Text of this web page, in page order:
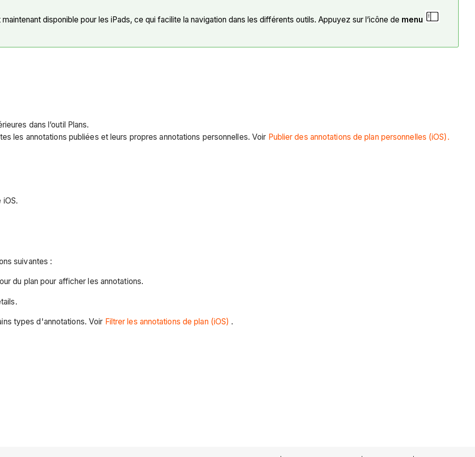
maintenant disponible pour les iPads, ce qui facilite la navigation dans les différents outils. Appuyez sur l’icône de menu
dans l’outil Plans.
les annotations publiées et leurs propres annotations personnelles. Voir Publier des annotations de plan personnelles (iOS).
iOS.
suivantes :
du plan pour afficher les annotations.
types d'annotations. Voir Filtrer les annotations de plan (iOS) .